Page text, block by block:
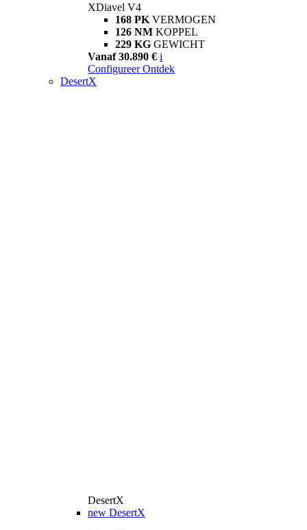
XDiavel V4
168 PK VERMOGEN
126 NM KOPPEL
229 KG GEWICHT
Vanaf 30.890 € i
Configureer Ontdek
DesertX
DesertX
new DesertX